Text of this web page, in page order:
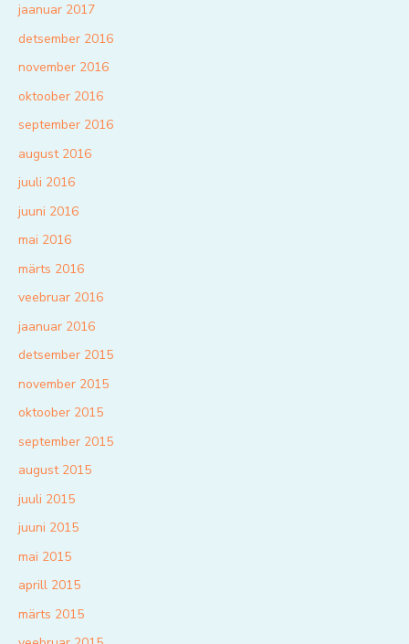
jaanuar 2017
detsember 2016
november 2016
oktoober 2016
september 2016
august 2016
juuli 2016
juuni 2016
mai 2016
märts 2016
veebruar 2016
jaanuar 2016
detsember 2015
november 2015
oktoober 2015
september 2015
august 2015
juuli 2015
juuni 2015
mai 2015
aprill 2015
märts 2015